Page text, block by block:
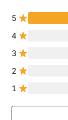
5
4
3
2
1